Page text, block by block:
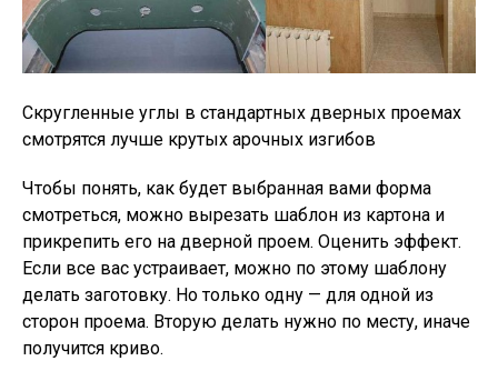
Скругленные углы в стандартных дверных проемах
смотрятся лучше крутых арочных изгибов
Чтобы понять, как будет выбранная вами форма
смотреться, можно вырезать шаблон из картона и
прикрепить его на дверной проем. Оценить эффект.
Если все вас устраивает, можно по этому шаблону
делать заготовку. Но только одну — для одной из
сторон проема. Вторую делать нужно по месту, иначе
получится криво.